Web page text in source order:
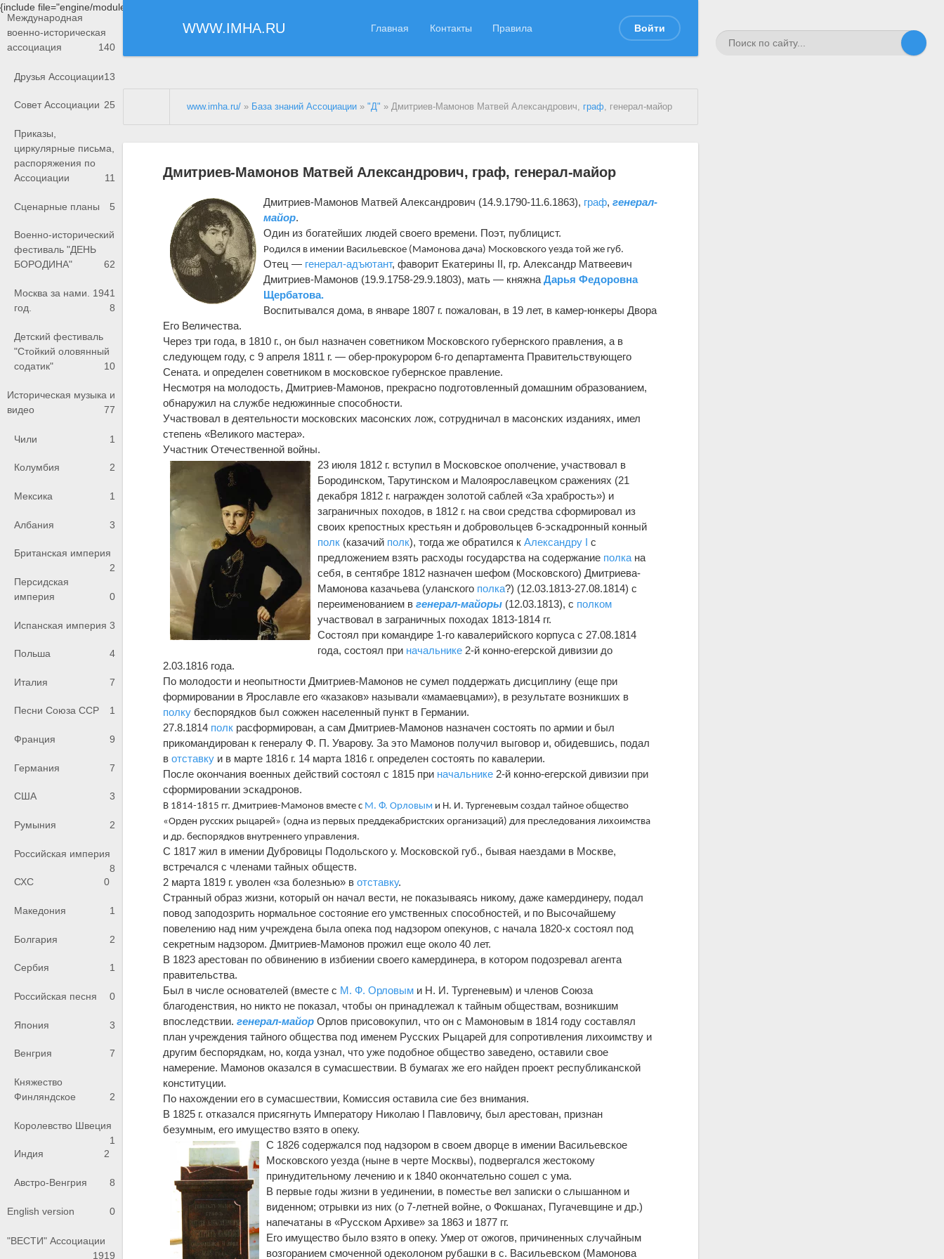
{include file="engine/modules/saperu/head.php"}
WWW.IMHA.RU Главная Контакты Правила Войти
Международная
военно-историческая
ассоциация
140
Друзья Ассоциации13
Совет Ассоциации 25
Приказы,
циркулярные письма,
распоряжения по
Ассоциации
11
Сценарные планы 5
Военно-исторический
фестиваль "ДЕНЬ
БОРОДИНА"
62
Москва за нами. 1941
год.
8
Детский фестиваль
"Стойкий оловянный
содатик"
10
Историческая музыка и
видео
77
Чили 1
Колумбия 2
Мексика 1
Албания 3
Британская империя
2
Персидская
империя
0
Испанская империя 3
Польша 4
Италия 7
Песни Союза ССР 1
Франция 9
Германия 7
США 3
Румыния 2
Российская империя
8
СХС
0
Македония 1
Болгария 2
Сербия 1
Российская песня 0
Япония 3
Венгрия 7
Княжество
Финляндское
2
Королевство Швеция
1
Индия
2
Австро-Венгрия 8
English version 0
"ВЕСТИ" Ассоциации
1919
www.imha.ru/ » База знаний Ассоциации »"Д" » Дмитриев-Мамонов Матвей Александрович, граф, генерал-майор
Дмитриев-Мамонов Матвей Александрович, граф, генерал-майор
Дмитриев-Мамонов Матвей Александрович (14.9.1790-11.6.1863), граф,генерал-
майор.
Один из богатейших людей своего времени. Поэт, публицист.
Родился в имении Васильевское (Мамонова дача) Московского уезда той же губ.
Отец — генерал-адъютант, фаворит Екатерины II, гр. Александр Матвеевич
Дмитриев-Мамонов (19.9.1758-29.9.1803), мать — княжнаДарья Федоровна
Щербатова.
Воспитывался дома, в январе 1807 г. пожалован, в 19 лет, в камер-юнкеры Двора
Его Величества.
Через три года, в 1810 г., он был назначен советником Московского губернского правления, а в
следующем году, с 9 апреля 1811 г. — обер-прокурором 6-го департамента Правительствующего
Сената. и определен советником в московское губернское правление.
Несмотря на молодость, Дмитриев-Мамонов, прекрасно подготовленный домашним образованием,
обнаружил на службе недюжинные способности.
Участвовал в деятельности московских масонских лож, сотрудничал в масонских изданиях, имел
степень «Великого мастера».
Участник Отечественной войны.
23 июля 1812 г. вступил в Московское ополчение, участвовал в
Бородинском, Тарутинском и Малоярославецком сражениях (21
декабря 1812 г. награжден золотой саблей «За храбрость») и
заграничных походов, в 1812 г. на свои средства сформировал из
своих крепостных крестьян и добровольцев 6-эскадронный конный
полк (казачий полк), тогда же обратился кАлександру I с
предложением взять расходы государства на содержание полка на
себя, в сентябре 1812 назначен шефом (Московского) Дмитриева-
Мамонова казачьева (уланского полка?) (12.03.1813-27.08.1814) с
переименованием вгенерал-майоры (12.03.1813), с полком
участвовал в заграничных походах 1813-1814 гг.
Состоял при командире 1-го кавалерийского корпуса с 27.08.1814
года, состоял при начальнике 2-й конно-егерской дивизии до
2.03.1816 года.
По молодости и неопытности Дмитриев-Мамонов не сумел поддержать дисциплину (еще при
формировании в Ярославле его «казаков» называли «мамаевцами»), в результате возникших в
полку беспорядков был сожжен населенный пункт в Германии.
27.8.1814 полк расформирован, а сам Дмитриев-Мамонов назначен состоять по армии и был
прикомандирован к генералу Ф. П. Уварову. За это Мамонов получил выговор и, обидевшись, подал
вотставку и в марте 1816 г. 14 марта 1816 г. определен состоять по кавалерии.
После окончания военных действий состоял с 1815 при начальнике 2-й конно-егерской дивизии при
сформировании эскадронов.
В 1814-1815 гг. Дмитриев-Мамонов вместе с М. Ф. Орловым и Н. И. Тургеневым создал тайное общество
«Орден русских рыцарей» (одна из первых преддекабристских организаций) для преследования лихоимства
и др. беспорядков внутреннего управления.
С 1817 жил в имении Дубровицы Подольского у. Московской губ., бывая наездами в Москве,
встречался с членами тайных обществ.
2 марта 1819 г. уволен «за болезнью» вотставку.
Странный образ жизни, который он начал вести, не показываясь никому, даже камердинеру, подал
повод заподозрить нормальное состояние его умственных способностей, и по Высочайшему
повелению над ним учреждена была опека под надзором опекунов, с начала 1820-х состоял под
секретным надзором. Дмитриев-Мамонов прожил еще около 40 лет.
В 1823 арестован по обвинению в избиении своего камердинера, в котором подозревал агента
правительства.
Был в числе основателей (вместе с М. Ф. Орловым и Н. И. Тургеневым) и членов Союза
благоденствия, но никто не показал, чтобы он принадлежал к тайным обществам, возникшим
впоследствии.генерал-майор Орлов присовокупил, что он с Мамоновым в 1814 году составлял
план учреждения тайного общества под именем Русских Рыцарей для сопротивления лихоимству и
другим беспорядкам, но, когда узнал, что уже подобное общество заведено, оставили свое
намерение. Мамонов оказался в сумасшествии. В бумагах же его найден проект республиканской
конституции.
По нахождении его в сумасшествии, Комиссия оставила сие без внимания.
В 1825 г. отказался присягнуть Императору Николаю I Павловичу, был арестован, признан
безумным, его имущество взято в опеку.
С 1826 содержался под надзором в своем дворце в имении Васильевское
Московского уезда (ныне в черте Москвы), подвергался жестокому
принудительному лечению и к 1840 окончательно сошел с ума.
В первые годы жизни в уединении, в поместье вел записки о слышанном и
виденном; отрывки из них (о 7-летней войне, о Фокшанах, Пугачевщине и др.)
напечатаны в «Русском Архиве» за 1863 и 1877 гг.
Его имущество было взято в опеку. Умер от ожогов, причиненных случайным
возгоранием смоченной одеколоном рубашки в с. Васильевском (Мамонова